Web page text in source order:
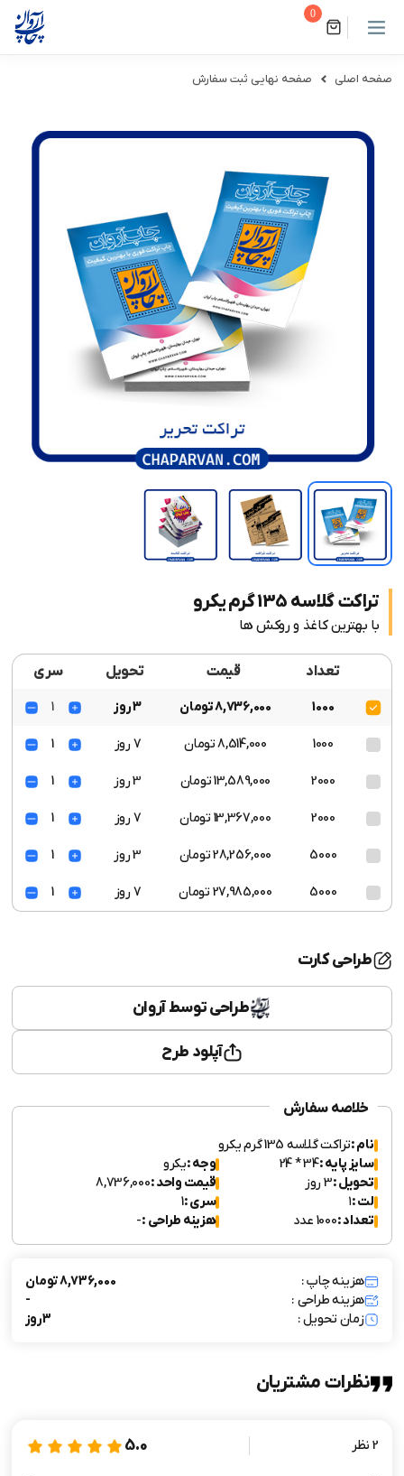
0
صفحه اصلی صفحه نهایی ثبت سفارش
تراکت گلاسه 135 گرم یکرو
با بهترین کاغذ و روکش ها
تعداد قیمت تحویل سری
1000 8,736,000 تومان 3 روز 1
1000 8,514,000 تومان 7 روز 1
2000 13,589,000 تومان 3 روز 1
2000 13,367,000 تومان 7 روز 1
5000 28,256,000 تومان 3 روز 1
5000 27,985,000 تومان 7 روز 1
طراحی کارت
طراحی توسط آروان
آپلود طرح
خلاصه سفارش
نام :تراکت گلاسه 135 گرم یکرو
سایز پایه :34 * 24 وجه :یکرو
تحویل :3 روز قیمت واحد :8,736,000
لت :۱ سری :1
تعداد :1000 عدد هزینه طراحی :-
هزینه چاپ :
8,736,000 تومان
هزینه طراحی :
-
زمان تحویل :
3 روز
نظرات مشتریان
2 نظر 5.0